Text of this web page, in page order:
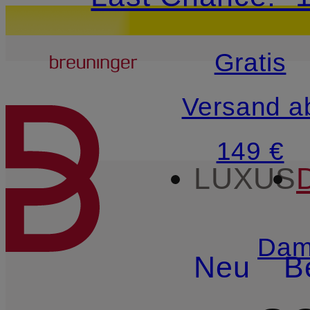
ZUM HAUPTINHALT
15€-
Breuninger
Gratis
Versand
149 €
LUXUS
Neu